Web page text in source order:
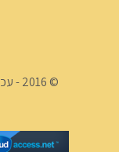
© 2016 - עכשיו. כל הזכויות שמורות לנמרוד ויורי רונן